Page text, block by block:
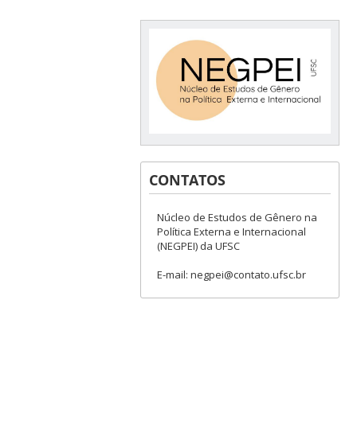
CONTATOS
Núcleo de Estudos de Gênero na
Política Externa e Internacional
(NEGPEI) da UFSC
E-mail: negpei@contato.ufsc.br